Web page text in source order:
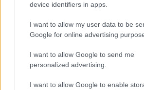
device identifiers in apps.
I want to allow my user data to be
Google for online advertising
I want to allow Google to send me
personalized advertising.
I want to allow Google to enable
Manchester United
Felkészülési szezon 4. mérkőzés
Nya Ullevi, Göteborg
Leeds Unitedvs Manchester United2026-08-